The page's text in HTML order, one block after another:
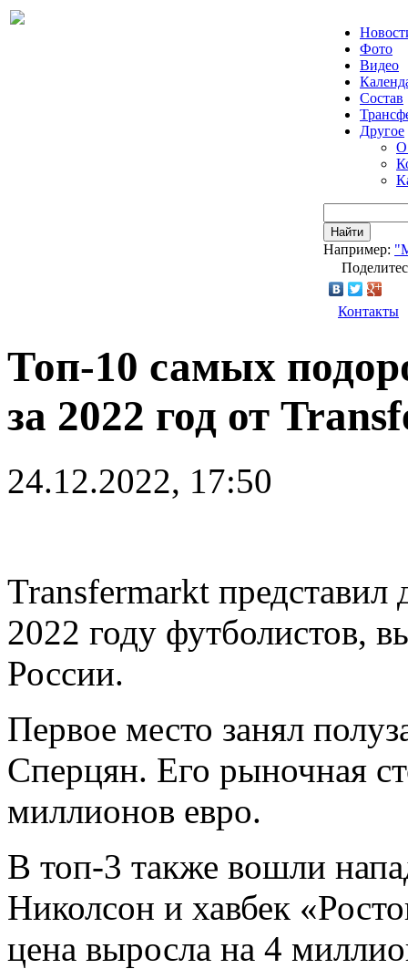
Фото
Видео
Состав
Другое
О
Найти
Например:
Контакты
Топ-10 самых
за 2022 год от
24.12.2022, 17:50
Transfermarkt
2022 году футболистов,
России.
Первое место занял
Сперцян. Его рыночная
миллионов евро.
В топ-3 также вошли
Николсон и хавбек
цена выросла на 4